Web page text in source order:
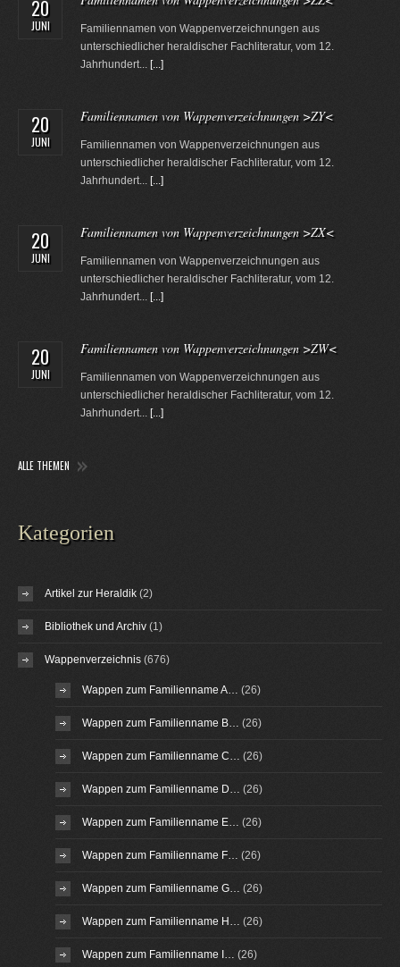
20
JUNI
Familiennamen von Wappenverzeichnungen aus
unterschiedlicher heraldischer Fachliteratur, vom 12.
Jahrhundert... [...]
20
JUNI
Familiennamen von Wappenverzeichnungen >ZY<
Familiennamen von Wappenverzeichnungen aus
unterschiedlicher heraldischer Fachliteratur, vom 12.
Jahrhundert... [...]
20
JUNI
Familiennamen von Wappenverzeichnungen >ZX<
Familiennamen von Wappenverzeichnungen aus
unterschiedlicher heraldischer Fachliteratur, vom 12.
Jahrhundert... [...]
20
JUNI
Familiennamen von Wappenverzeichnungen >ZW<
Familiennamen von Wappenverzeichnungen aus
unterschiedlicher heraldischer Fachliteratur, vom 12.
Jahrhundert... [...]
ALLE THEMEN
Kategorien
Artikel zur Heraldik (2)
Bibliothek und Archiv (1)
Wappenverzeichnis (676)
Wappen zum Familienname A… (26)
Wappen zum Familienname B… (26)
Wappen zum Familienname C… (26)
Wappen zum Familienname D… (26)
Wappen zum Familienname E… (26)
Wappen zum Familienname F… (26)
Wappen zum Familienname G… (26)
Wappen zum Familienname H… (26)
Wappen zum Familienname I… (26)